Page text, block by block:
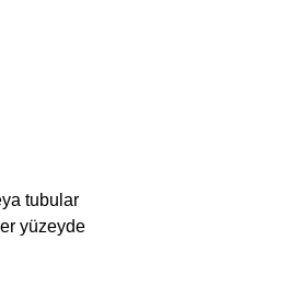
tubular
yüzeyde